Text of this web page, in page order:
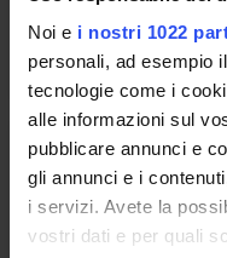
Noi e i nostri 1022
personali, ad esempio
tecnologie come i
alle informazioni sul
pubblicare annunci e
gli annunci e i
i servizi. Avete la
vostri dati e per quali
Lessons timetable
DIRITTO DEL
Credits
2